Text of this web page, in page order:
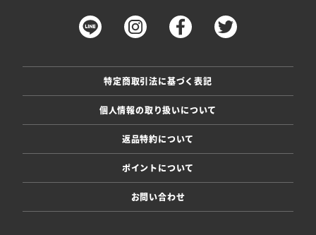
特定商取引法に基づく表記
個人情報の取り扱いについて
返品特約について
ポイントについて
お問い合わせ